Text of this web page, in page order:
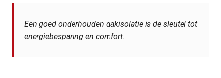
Een goed onderhouden dakisolatie is de sleutel tot
energiebesparing en comfort.